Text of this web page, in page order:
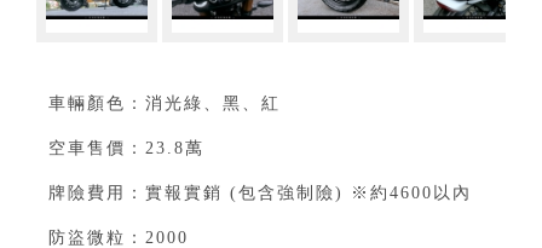
車輛顏色：消光綠、黑、紅
空車售價：23.8萬
牌險費用：實報實銷 (包含強制險) ※約4600以內
防盜微粒：2000